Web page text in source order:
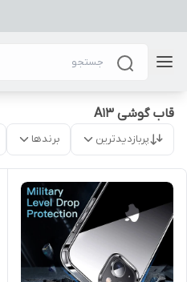
قاب گوشی A13
پربازدیدترین برندها